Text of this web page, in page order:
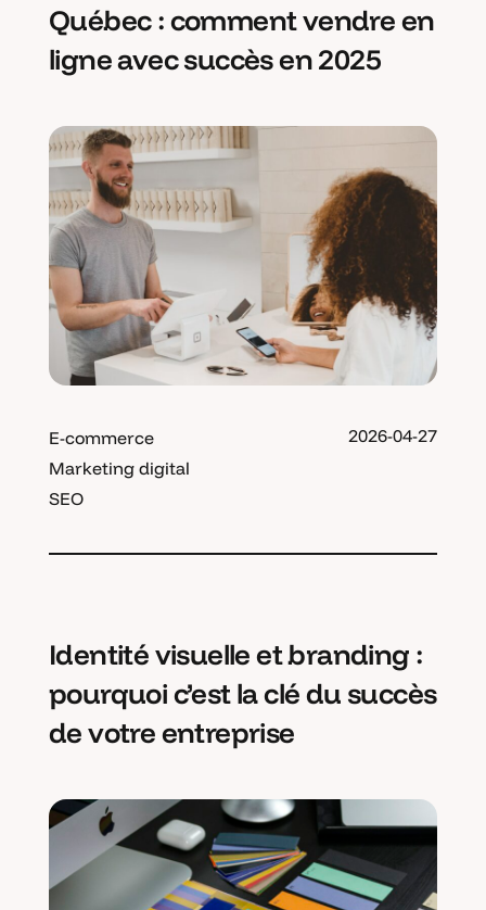
Québec : comment vendre en
ligne avec succès en 2025
E-commerce
Marketing digital
SEO
2026-04-27
Identité visuelle et branding :
pourquoi c’est la clé du succès
de votre entreprise